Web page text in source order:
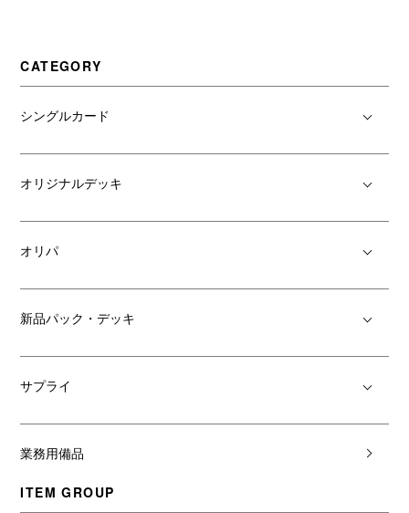
CATEGORY
シングルカード
オリジナルデッキ
オリパ
新品パック・デッキ
サプライ
業務用備品
ITEM GROUP